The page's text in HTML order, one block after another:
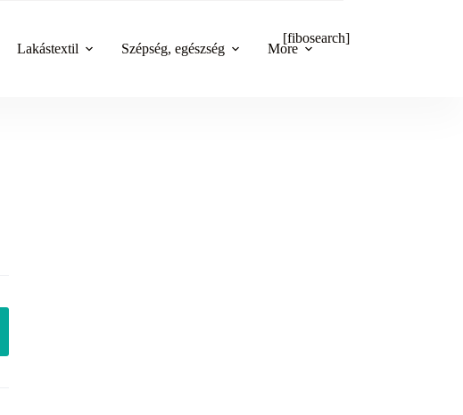
Lakástextil Szépség, egészség More
[fibosearch]